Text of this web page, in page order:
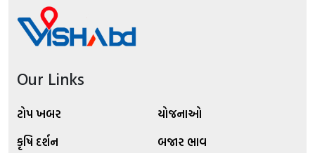
Our Links
ટોપ ખબર
યોજનાઓ
કૃષિ દર્શન
બજાર ભાવ